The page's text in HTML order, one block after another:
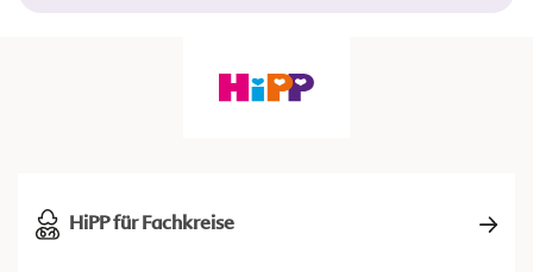
HiPP für Fachkreise